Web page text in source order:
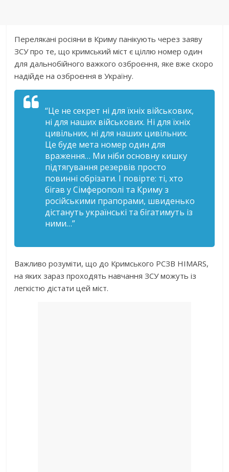
Перелякані росіяни в Криму панікують через заяву
ЗСУ про те, що кримський міст є ціллю номер один
для дальнобійного важкого озброєння, яке вже скоро
надійде на озброєння в Україну.
“Це не секрет ні для їхніх військових,
ні для наших військових. Ні для їхніх
цивільних, ні для наших цивільних.
Це буде мета номер один для
враження… Ми ніби основну кишку
підтягування резервів просто
повинні обрізати. І повірте: ті, хто
бігав у Сімферополі та Криму з
російськими прапорами, швиденько
дістануть українські та бігатимуть із
ними…”
Важливо розуміти, що до Кримського РСЗВ HIMARS,
на яких зараз проходять навчання ЗСУ можуть із
легкістю дістати цей міст.